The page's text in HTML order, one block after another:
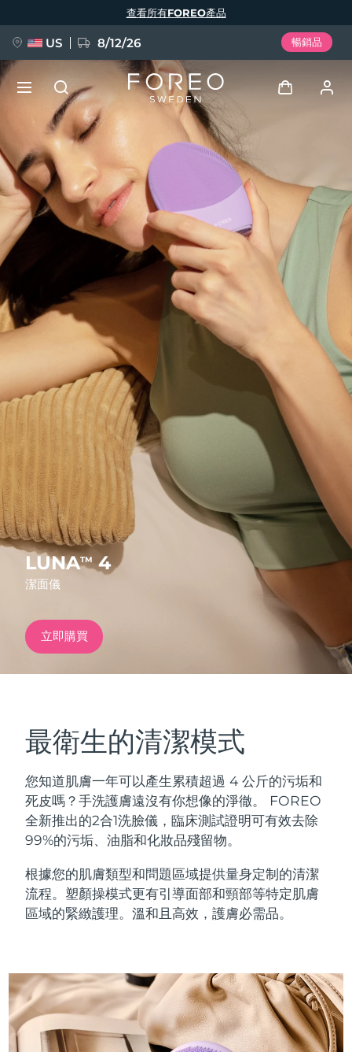
LUNATM4
潔面儀
立即購買
最衛生的清潔模式
您知道肌膚一年可以產生累積超過 4 公斤的污垢和
死皮嗎？手洗護膚遠沒有你想像的淨徹。 FOREO
全新推出的2合1洗臉儀，臨床測試證明可有效去除
99%的污垢、油脂和化妝品殘留物。
根據您的肌膚類型和問題區域提供量身定制的清潔
流程。塑顏操模式更有引導面部和頸部等特定肌膚
區域的緊緻護理。溫和且高效，護膚必需品。
查看所有FOREO產品
US 8/12/26 暢銷品
用戶信息
我的設備
我的訂單
我的地址
我的訂閱
新品
FAQ™ Pure Beauty-Tech Elixir
BREAKING NEWS
issa™ Teeth Whitening Set
FAQ™ Dual LED Panel
熱門產品
特別優惠
紅光療法
面部清潔
LUNA™ 4 套裝
Anti-aging massage
LUNA™ 4 Plus
LUNA™ 4 Men
For men, anti-aging massage
緊致提拉
BEAR™ 2 套裝
Microcurrent toning
BEAR™ 2 go
BEAR™ 2 eyes & lips
Microcurrent line smoothing device
補水保濕
UFO™ 3 套裝
UFO™ 3 LED
Near-infrared and red light therapy
device
口腔護理
issa™ 4
issa™ 4 plus
Smart hybrid silicone sonic toothbrush
抗老 LED 護理
NEW
語言
English Deutsch
Español
Français
Italiano
Português
Svenska
Русский
Türkçe
简体中文 繁體中文
發貨國家
美國 預計送達日期 8/12/26
英國 預計送達日期8/11/26
西班牙 8/11/26
澳洲 預計送達日期 8/14/26
法國 預計送達日期
德國 預計送達日期
加拿大 預計送達日期 8/15/26
奧地利 預計送達日期
比利時 預計送達日期8/11/26
百慕達 預計送達日期
波士尼亞與赫塞哥維納 預計送達日期8/14/26
汶萊 預計送達日期
加拿大 預計送達日期8/15/26
智利 預計送達日期8/15/26